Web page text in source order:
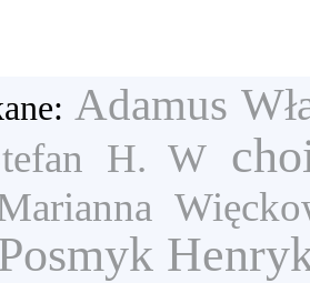
Adamus
H. W